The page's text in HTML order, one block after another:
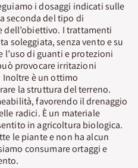
i dosaggi indicati sulle
seconda del tipo di
I trattamenti
soleggiata, senza vento e su
l’uso di guanti e protezioni
provocare irritazioni
Inoltre è un ottimo
la struttura del terreno.
favorendo il drenaggio
radici. È un materiale
in agricoltura biologica.
le piante e non ha alcun
consumare ortaggi e